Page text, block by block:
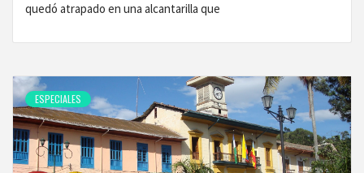
quedó atrapado en una alcantarilla que
ESPECIALES